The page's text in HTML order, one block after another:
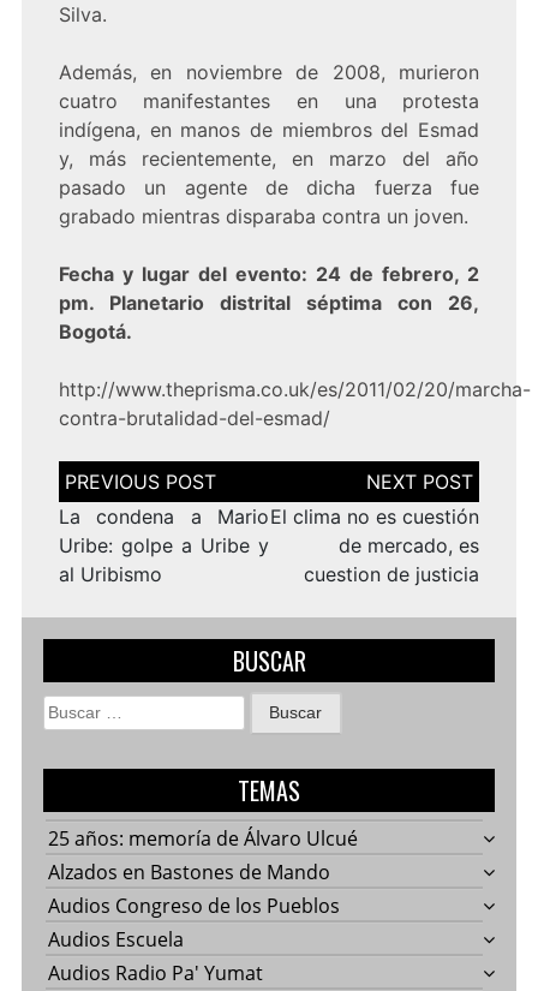
Silva.
Además, en noviembre de 2008, murieron
cuatro manifestantes en una protesta
indígena, en manos de miembros del Esmad
y, más recientemente, en marzo del año
pasado un agente de dicha fuerza fue
grabado mientras disparaba contra un joven.
Fecha y lugar del evento: 24 de febrero, 2
pm. Planetario distrital séptima con 26,
Bogotá.
http://www.theprisma.co.uk/es/2011/02/20/marcha-
contra-brutalidad-del-esmad/
Navegación
de
entradas
La condena a Mario
Uribe: golpe a Uribe y
al Uribismo
El clima no es cuestión
de mercado, es
cuestion de justicia
BUSCAR
Buscar:
TEMAS
25 años: memoría de Álvaro Ulcué
Alzados en Bastones de Mando
Audios Congreso de los Pueblos
Audios Escuela
Audios Radio Pa' Yumat